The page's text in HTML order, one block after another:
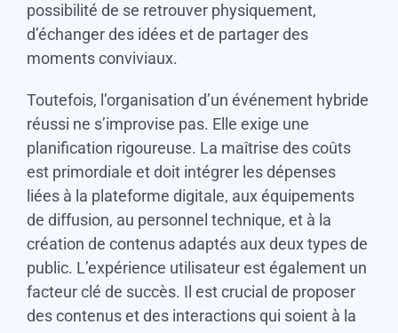
possibilité de se retrouver physiquement,
d’échanger des idées et de partager des
moments conviviaux.
Toutefois, l’organisation d’un événement hybride
réussi ne s’improvise pas. Elle exige une
planification rigoureuse. La maîtrise des coûts
est primordiale et doit intégrer les dépenses
liées à la plateforme digitale, aux équipements
de diffusion, au personnel technique, et à la
création de contenus adaptés aux deux types de
public. L’expérience utilisateur est également un
facteur clé de succès. Il est crucial de proposer
des contenus et des interactions qui soient à la